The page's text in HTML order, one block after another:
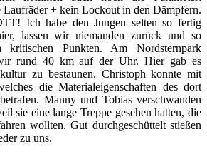
Laufräder + kein Lockout in den Dämpfern.
Ich habe den Jungen selten so fertig
lassen wir niemanden zurück und so
Punkten. Am Nordsternpark
rund 40 km auf der Uhr. Hier gab es
zu bestaunen. Christoph konnte mit
die Materialeigenschaften des dort
Manny und Tobias verschwanden
sie eine lange Treppe gesehen hatten, die
wollten. Gut durchgeschüttelt stießen
zu uns.